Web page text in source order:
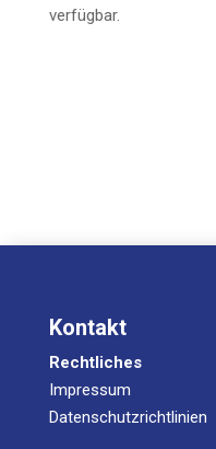
verfügbar.
Kontakt
Rechtliches
Impressum
Datenschutzrichtlinien